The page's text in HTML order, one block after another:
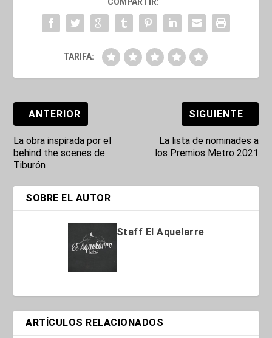
TARIFA:
ANTERIOR
La obra inspirada por el
behind the scenes de
Tiburón
SIGUIENTE
La lista de nominades a
los Premios Metro 2021
SOBRE EL AUTOR
Staff El Aquelarre
ARTÍCULOS RELACIONADOS